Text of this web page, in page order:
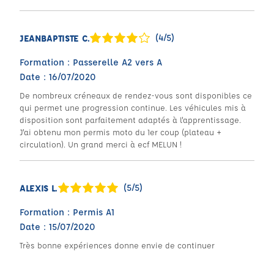
JEANBAPTISTE C. (4/5)
Formation : Passerelle A2 vers A
Date : 16/07/2020
De nombreux créneaux de rendez-vous sont disponibles ce
qui permet une progression continue. Les véhicules mis à
disposition sont parfaitement adaptés à l'apprentissage.
J'ai obtenu mon permis moto du 1er coup (plateau +
circulation). Un grand merci à ecf MELUN !
ALEXIS L. (5/5)
Formation : Permis A1
Date : 15/07/2020
Très bonne expériences donne envie de continuer